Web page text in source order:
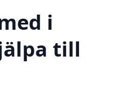
i
till